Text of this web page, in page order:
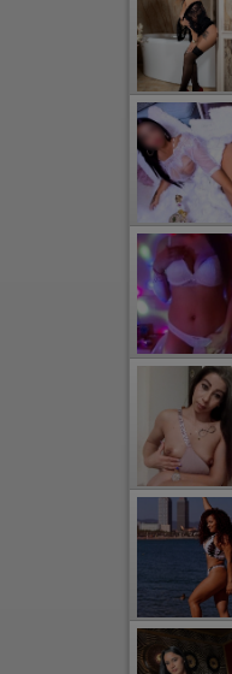
Ort
Hotjar
Wir
über
von
Hotjar
IP-